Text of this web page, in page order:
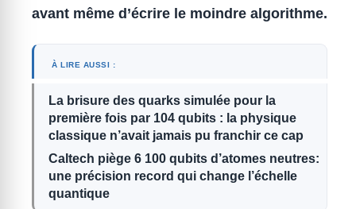
avant même d’écrire le moindre algorithme.
À LIRE AUSSI :
La brisure des quarks simulée pour la
première fois par 104 qubits : la physique
classique n’avait jamais pu franchir ce cap
Caltech piège 6 100 qubits d’atomes neutres:
une précision record qui change l’échelle
quantique